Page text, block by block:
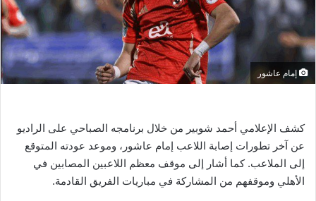
ي
د
ا
ن
إمام عاشور
كشف الإعلامي أحمد شوبير من خلال برنامجه الصباحي على الراديو
عن آخر تطورات إصابة اللاعب إمام عاشور، وموعد عودته المتوقع
إلى الملاعب. كما أشار إلى موقف معظم اللاعبين المصابين في
الأهلي وموقفهم من المشاركة في مباريات الفريق القادمة.